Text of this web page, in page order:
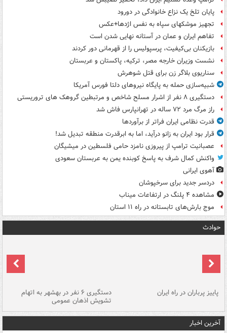
پایان تلخ یک نزاع خانوادگی در دورود
تجهیز موشکهای سپاه به نفس اژدها+عکس
تفاهم ایران و عمان در آستانه نهایی شدن است
بازیکنان بی‌کیفیت، پرسپولیس را از قهرمانی دور کردند
نشست وزیران خارجه مصر، ترکیه، پاکستان و عربستان
سناریوی بلاگر زن برای قتل شوهرش
شبیه‌سازی حمله به پایگاه نیروهای دلتا فورس آمریکا
دستگیری ۸ نفر از اشرار مسلح شاخص و مرتبطین گروهک های تروریستی
راز مرگ مرد ۷۲ ساله در تهرانپارس فاش شد
قدرت نظامی ایران فراتر از برآوردها
قرار بود ایران به زانو درآید، اما به ابرقدرت منطقه تبدیل شد!
عصبانیت ترامپ از پیروزی نامزد حامی فلسطین در میشیگان
واکنش کمال شرف به پاسخ کوبنده یمن به عربستان سعودی
آهوی ایرانی
دردسر جدید برای سرخپوشان
مشاهده ۴ پلنگ در ارتفاعات میناب
موج بارش‌های تابستانه در راه ۱۱ استان
حوادث
پاییز پرباران در راه ایران دستگیری ۶ نفر در بهشهر به اتهام
تشویش اذهان عمومی
آخرین اخبار